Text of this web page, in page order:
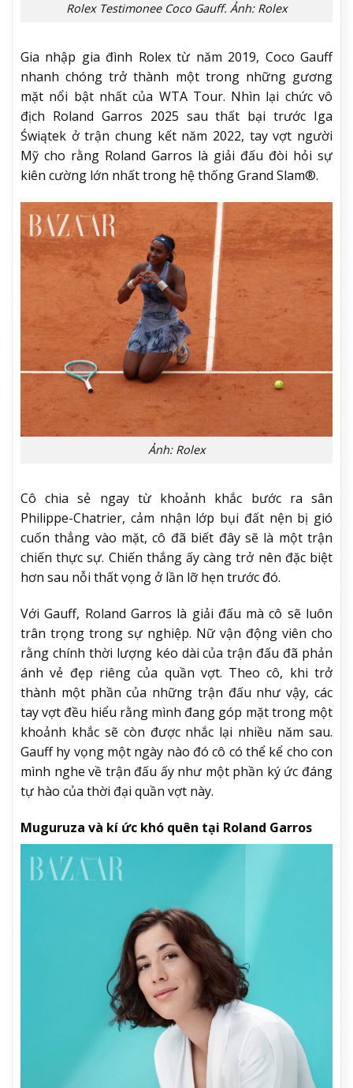
Rolex Testimonee Coco Gauff. Ảnh: Rolex
Gia nhập gia đình Rolex từ năm 2019, Coco Gauff
nhanh chóng trở thành một trong những gương
mặt nổi bật nhất của WTA Tour. Nhìn lại chức vô
địch Roland Garros 2025 sau thất bại trước Iga
Świątek ở trận chung kết năm 2022, tay vợt người
Mỹ cho rằng Roland Garros là giải đấu đòi hỏi sự
kiên cường lớn nhất trong hệ thống Grand Slam®.
Ảnh: Rolex
Cô chia sẻ ngay từ khoảnh khắc bước ra sân
Philippe-Chatrier, cảm nhận lớp bụi đất nện bị gió
cuốn thẳng vào mặt, cô đã biết đây sẽ là một trận
chiến thực sự. Chiến thắng ấy càng trở nên đặc biệt
hơn sau nỗi thất vọng ở lần lỡ hẹn trước đó.
Với Gauff, Roland Garros là giải đấu mà cô sẽ luôn
trân trọng trong sự nghiệp. Nữ vận động viên cho
rằng chính thời lượng kéo dài của trận đấu đã phản
ánh vẻ đẹp riêng của quần vợt. Theo cô, khi trở
thành một phần của những trận đấu như vậy, các
tay vợt đều hiểu rằng mình đang góp mặt trong một
khoảnh khắc sẽ còn được nhắc lại nhiều năm sau.
Gauff hy vọng một ngày nào đó cô có thể kể cho con
mình nghe về trận đấu ấy như một phần ký ức đáng
tự hào của thời đại quần vợt này.
Muguruza và kí ức khó quên tại Roland Garros